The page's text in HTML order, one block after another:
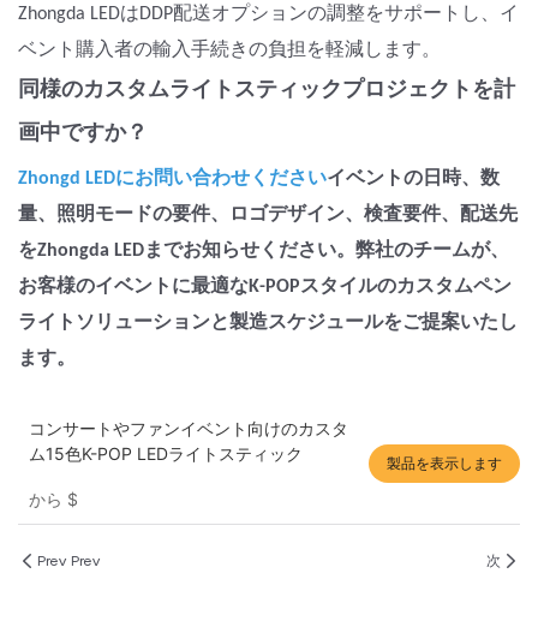
Zhongda LEDはDDP配送オプションの調整をサポートし、イ
ベント購入者の輸入手続きの負担を軽減します。
同様のカスタムライトスティックプロジェクトを計
画中ですか？
Zhongd LEDにお問い合わせくださいイベントの日時、数
量、照明モードの要件、ロゴデザイン、検査要件、配送先
をZhongda LEDまでお知らせください。弊社のチームが、
お客様のイベントに最適なK-POPスタイルのカスタムペン
ライトソリューションと製造スケジュールをご提案いたし
ます。
コンサートやファンイベント向けのカスタ
ム15色K-POP LEDライトスティック
から $
製品を表示します
Prev Prev 次